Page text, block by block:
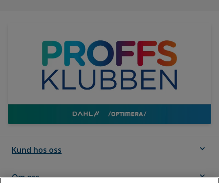
Kund hos oss expand_more
Om oss expand_more